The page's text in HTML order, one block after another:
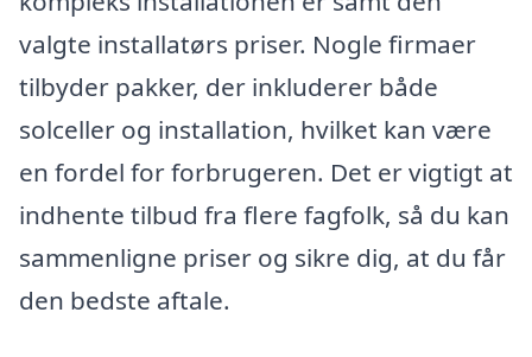
valgte installatørs priser. Nogle firmaer
tilbyder pakker, der inkluderer både
solceller og installation, hvilket kan være
en fordel for forbrugeren. Det er vigtigt at
indhente tilbud fra flere fagfolk, så du kan
sammenligne priser og sikre dig, at du får
den bedste aftale.